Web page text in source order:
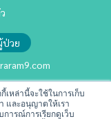
หล่านี้จะใช้ในการเก็บ
และอนุญาตให้เรา
ารณ์การเรียกดูเว็บ
ป่วย